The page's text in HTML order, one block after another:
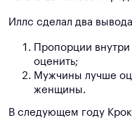
Иллс сделал два
Пропорции
оценить;
Мужчины лучше
женщины.
В следующем году